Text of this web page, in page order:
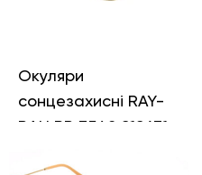
Окуляри
сонцезахисні RAY-
BAN RB 3548 919631